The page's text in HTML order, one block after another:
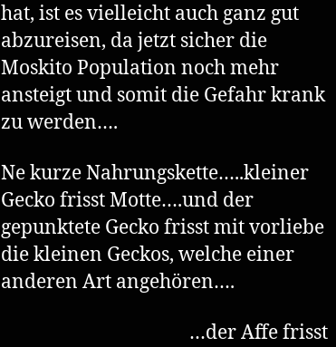
hat, ist es vielleicht auch ganz gut
abzureisen, da jetzt sicher die
Moskito Population noch mehr
ansteigt und somit die Gefahr krank
zu werden….
Ne kurze Nahrungskette…..kleiner
Gecko frisst Motte….und der
gepunktete Gecko frisst mit vorliebe
die kleinen Geckos, welche einer
anderen Art angehören….
…der Affe frisst